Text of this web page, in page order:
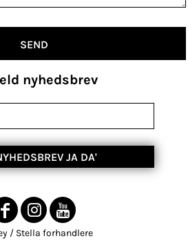
SEND
nyhedsbrev
JA DA'
/ Stella forhandlere